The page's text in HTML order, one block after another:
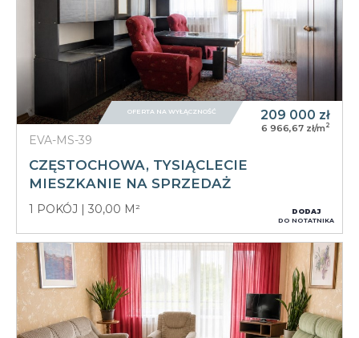
EVA-MS-39
CZĘSTOCHOWA, TYSIĄCLECIE
MIESZKANIE NA SPRZEDAŻ
1 POKÓJ 30,00 M²
209 000 zł
6 966,67 zł/m 2
OFERTA NA WYŁĄCZNOŚĆ
DODAJ
DO NOTATNIKA